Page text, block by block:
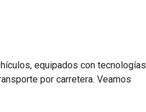
equipados con tecnologías
por carretera. Veamos